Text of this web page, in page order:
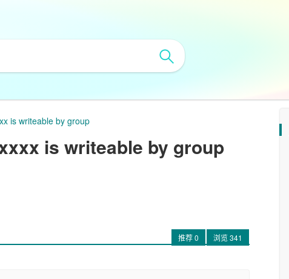
is writeable by group
is writeable by group
推荐0 浏览341